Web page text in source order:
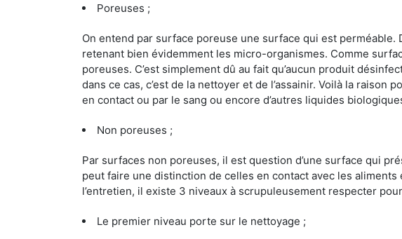
Poreuses ;
On entend par surface poreuse une surface qui est
retenant bien évidemment les micro-organismes. Comme
poreuses. C’est simplement dû au fait qu’aucun produit
dans ce cas, c’est de la nettoyer et de l’assainir. Voilà la
en contact ou par le sang ou encore d’autres liquides
Non poreuses ;
Par surfaces non poreuses, il est question d’une surface qui
peut faire une distinction de celles en contact avec les
l’entretien, il existe 3 niveaux à scrupuleusement respecter
Le premier niveau porte sur le nettoyage ;